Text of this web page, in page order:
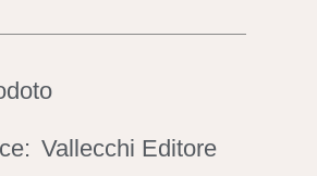
Vallecchi Editore